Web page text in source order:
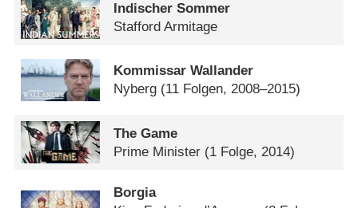
Indischer Sommer
Stafford Armitage
Kommissar Wallander
Nyberg (11 Folgen, 2008–2015)
The Game
Prime Minister (1 Folge, 2014)
Borgia